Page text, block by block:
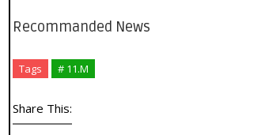
Recommanded News
Tags # 11.M
Share This: